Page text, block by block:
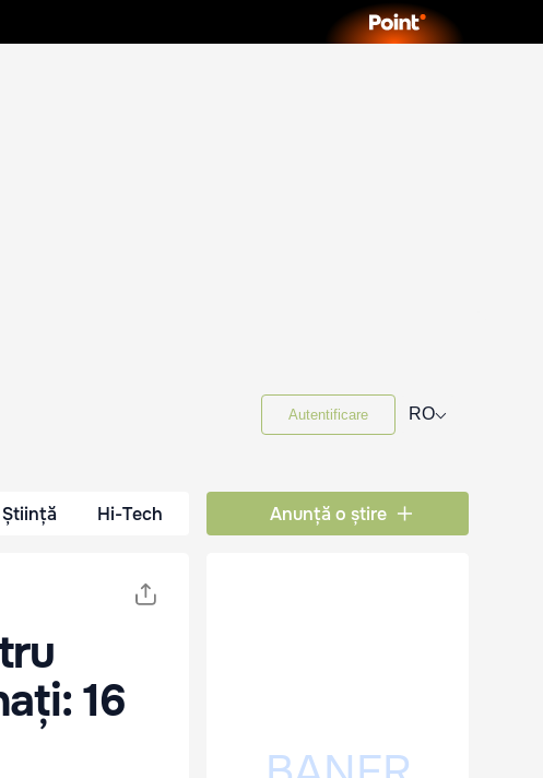
Autentificare RO⌵
Știință Hi-Tech Anunță o știre
16